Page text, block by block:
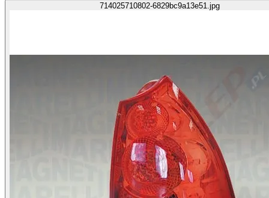
714025710802-6829bc9a13e51.jpg